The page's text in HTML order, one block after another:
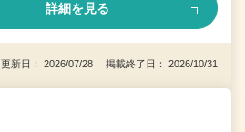
詳細を見る
更新日： 2026/07/28 掲載終了日： 2026/10/31